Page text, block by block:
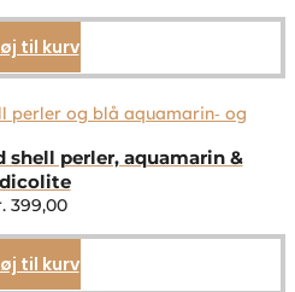
til kurv
perler, aquamarin &
399,00
til kurv